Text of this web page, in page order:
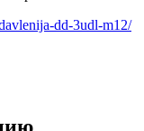
dd-3udl-m12/